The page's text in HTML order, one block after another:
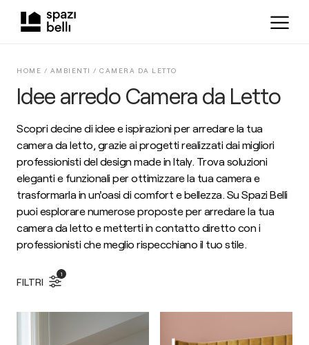
Idee arredo Camera da Letto
HOME / AMBIENTI / CAMERA DA LETTO
Scopri decine di idee e ispirazioni per arredare la tua
camera da letto, grazie ai progetti realizzati dai migliori
professionisti del design made in Italy. Trova soluzioni
eleganti e funzionali per ottimizzare la tua camera e
trasformarla in un'oasi di comfort e bellezza. Su Spazi Belli
puoi esplorare numerose proposte per arredare la tua
camera da letto e metterti in contatto diretto con i
professionisti che meglio rispecchiano il tuo stile.
FILTRI
1